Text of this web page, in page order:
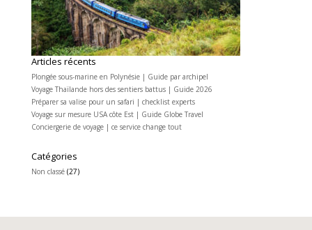
Articles récents
Plongée sous-marine en Polynésie | Guide par archipel
Voyage Thaïlande hors des sentiers battus | Guide 2026
Préparer sa valise pour un safari | checklist experts
Voyage sur mesure USA côte Est | Guide Globe Travel
Conciergerie de voyage | ce service change tout
Catégories
Non classé(27)